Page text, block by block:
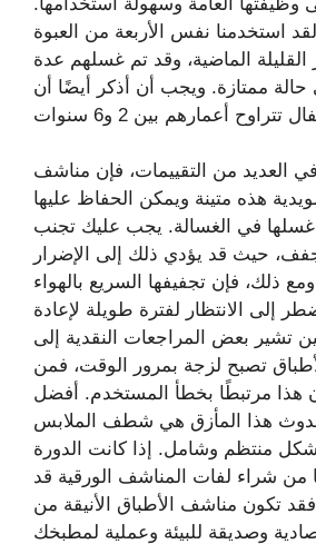
استخدمنا نفس الأربعة من العبوة
القليلة الماضية، وقد تم غسلهم عدة
حالة ممتازة. ويجب أن أذكر أيضًا أن
العديد من التقييمات، فإن مناشف
هذه متينة ويمكن الحفاظ عليها
في الغسالة. يجب عليك تجنب
حيث قد يؤدي ذلك إلى الإضرار
ذلك، فإن تجفيفها السريع بالهواء
إلى الانتظار لفترة طويلة لإعادة
تشير بعض المراجعات النقدية إلى
تصبح لزجة بمرور الوقت، فمن
هذا مرتبطًا بخطأ المستخدم. أفضل
هذا المأزق هي شطف الملابس
منتظم وشامل. إذا كانت الدورة
من شراء لفات المناشف الورقية قد
تكون مناشف الأطباق الأنيقة من
وصديقة للبيئة وعملية لمطبخك